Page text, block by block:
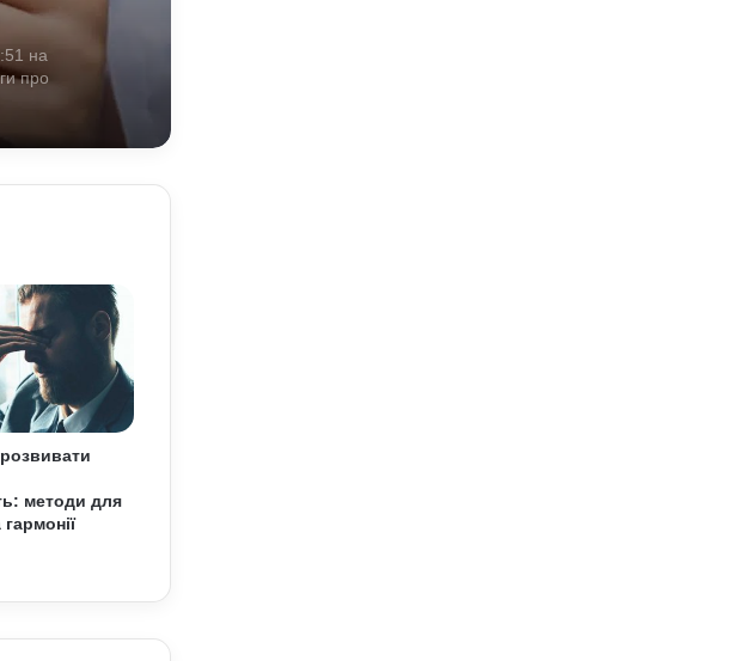
на
про
з точки зору
солоного
людина:
психології
1–2 серпня
методи для